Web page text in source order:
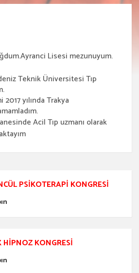
Lisesi mezunuyum.
Teknik Üniversitesi Tıp
yılında Trakya
Acil Tıp uzmanı olarak
PSIKOTERAPI KONGRESI
KONGRESI